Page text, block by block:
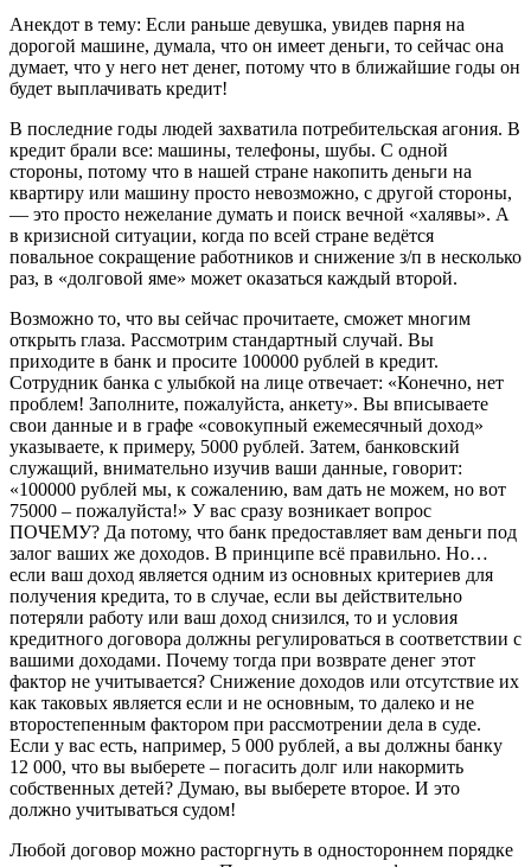
Анекдот в тему: Если раньше девушка, увидев парня на
дорогой машине, думала, что он имеет деньги, то сейчас она
думает, что у него нет денег, потому что в ближайшие годы он
будет выплачивать кредит!
В последние годы людей захватила потребительская агония. В
кредит брали все: машины, телефоны, шубы. С одной
стороны, потому что в нашей стране накопить деньги на
квартиру или машину просто невозможно, с другой стороны,
— это просто нежелание думать и поиск вечной «халявы». А
в кризисной ситуации, когда по всей стране ведётся
повальное сокращение работников и снижение з/п в несколько
раз, в «долговой яме» может оказаться каждый второй.
Возможно то, что вы сейчас прочитаете, сможет многим
открыть глаза. Рассмотрим стандартный случай. Вы
приходите в банк и просите 100000 рублей в кредит.
Сотрудник банка с улыбкой на лице отвечает: «Конечно, нет
проблем! Заполните, пожалуйста, анкету». Вы вписываете
свои данные и в графе «совокупный ежемесячный доход»
указываете, к примеру, 5000 рублей. Затем, банковский
служащий, внимательно изучив ваши данные, говорит:
«100000 рублей мы, к сожалению, вам дать не можем, но вот
75000 – пожалуйста!» У вас сразу возникает вопрос
ПОЧЕМУ? Да потому, что банк предоставляет вам деньги под
залог ваших же доходов. В принципе всё правильно. Но…
если ваш доход является одним из основных критериев для
получения кредита, то в случае, если вы действительно
потеряли работу или ваш доход снизился, то и условия
кредитного договора должны регулироваться в соответствии с
вашими доходами. Почему тогда при возврате денег этот
фактор не учитывается? Снижение доходов или отсутствие их
как таковых является если и не основным, то далеко и не
второстепенным фактором при рассмотрении дела в суде.
Если у вас есть, например, 5 000 рублей, а вы должны банку
12 000, что вы выберете – погасить долг или накормить
собственных детей? Думаю, вы выберете второе. И это
должно учитываться судом!
Любой договор можно расторгнуть в одностороннем порядке